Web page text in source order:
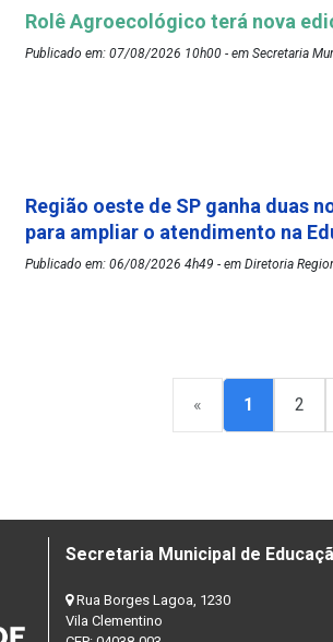
Rolê Agroecológico terá nova
Publicado em: 07/08/2026 10h00 - em Secretaria
Região oeste de SP ganha duas
para ampliar o atendimento na
Publicado em: 06/08/2026 4h49 - em Diretoria
« 1 2
Secretaria Municipal de
Rua Borges Lagoa, 1230
Vila Clementino